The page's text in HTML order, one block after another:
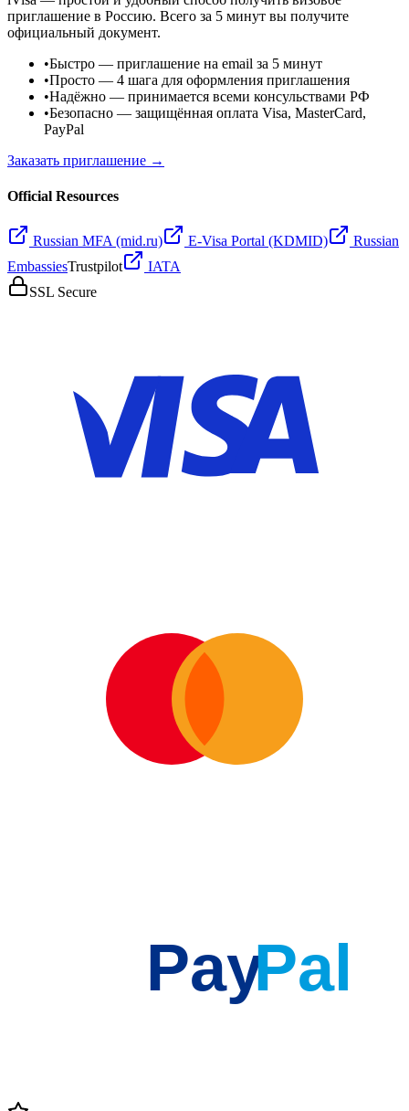
приглашение в Россию. Всего за 5 минут вы получите
официальный документ.
•Быстро — приглашение на email за 5 минут
•Просто — 4 шага для оформления приглашения
•Надёжно — принимается всеми консульствами РФ
•Безопасно — защищённая оплата Visa, MasterCard,
PayPal
Заказать приглашение →
Official Resources
Russian MFA (mid.ru) E-Visa Portal (KDMID)
Russian
EmbassiesTrustpilot
IATA
SSL Secure
PayPal